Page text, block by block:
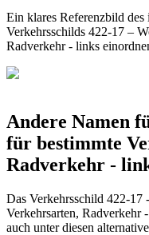
Ein klares Referenzbild
Verkehrsschilds 422-17 –
Radverkehr - links
Andere Namen
für bestimmte
Radverkehr -
Das Verkehrsschild 422-17
Verkehrsarten, Radverkehr
auch unter diesen